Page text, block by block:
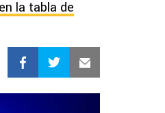
la tabla de